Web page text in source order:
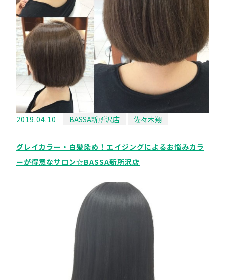
2019.04.10 BASSA新所沢店 佐々木翔
グレイカラー・白髪染め！エイジングによるお悩みカラ
ーが得意なサロン☆BASSA新所沢店